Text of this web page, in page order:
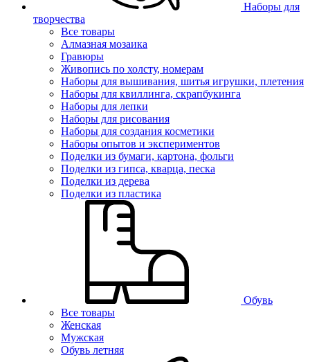
Наборы для
творчества
Все товары
Алмазная мозаика
Гравюры
Живопись по холсту, номерам
Наборы для вышивания, шитья игрушки, плетения
Наборы для квиллинга, скрапбукинга
Наборы для лепки
Наборы для рисования
Наборы для создания косметики
Наборы опытов и экспериментов
Поделки из бумаги, картона, фольги
Поделки из гипса, кварца, песка
Поделки из дерева
Поделки из пластика
Обувь
Все товары
Женская
Мужская
Обувь летняя